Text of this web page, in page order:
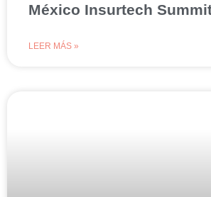
México Insurtech
LEER MÁS »